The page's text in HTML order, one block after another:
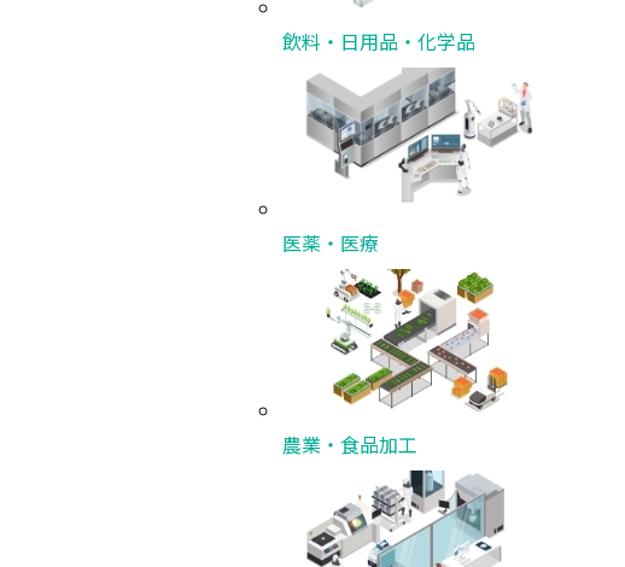
飲料・日用品・化学品
医薬・医療
農業・食品加工
ダントツ製品を導入した事例とお客さまの声をご紹介